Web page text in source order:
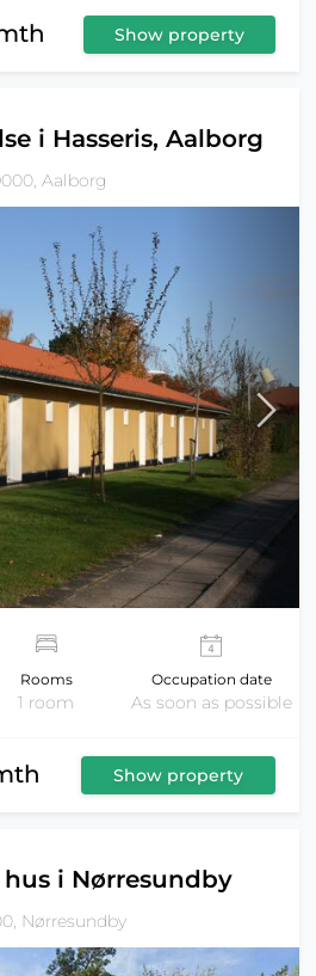
Show property
i Hasseris, Aalborg
Aalborg
Rooms
1 room
Occupation date
As soon as possible
Show property
i Nørresundby
Nørresundby